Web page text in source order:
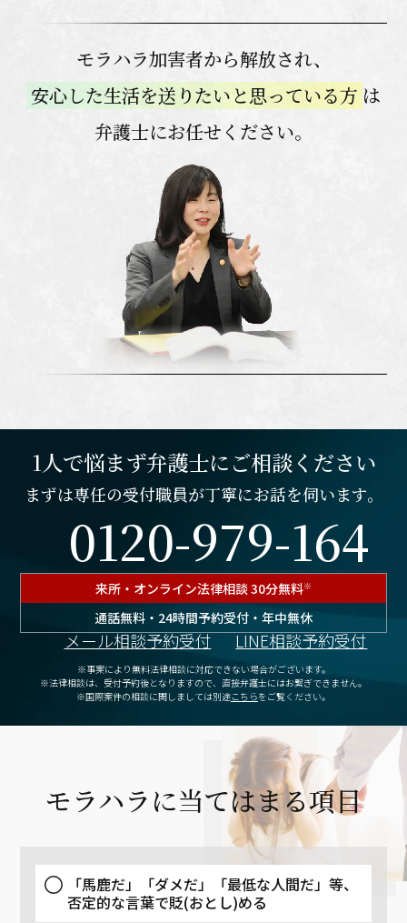
モラハラ加害者から解放され、
安心した生活を送りたいと思っている方 は
弁護士にお任せください。
1人で悩まず弁護士にご相談ください
まずは専任の受付職員が丁寧にお話を伺います。
0120-979-164
来所・オンライン法律相談 30分無料※
通話無料・24時間予約受付・年中無休
メール相談予約受付 LINE相談予約受付
※事案により無料法律相談に対応できない場合がございます。
※法律相談は、受付予約後となりますので、 直接弁護士にはお繋ぎできません。
※国際案件の相談に関しましては別途こちらをご覧ください。
モラハラに当てはまる項目
「馬鹿だ」「ダメだ」「最低な人間だ」等、
否定的な言葉で貶(おとし)める